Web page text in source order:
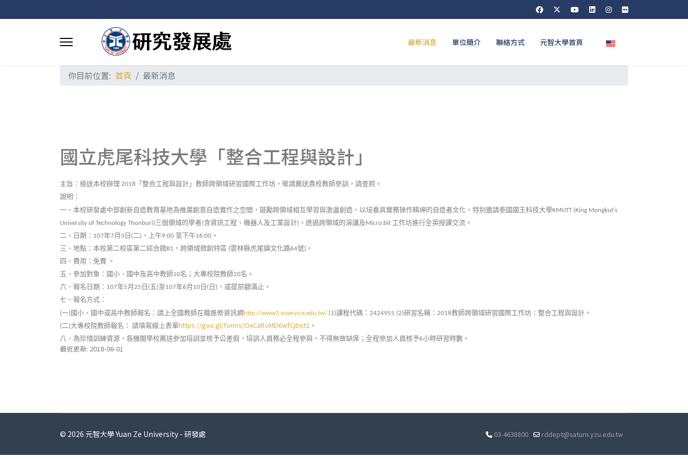
最新消息 單位簡介 聯絡方式 元智大學首頁 選擇你的語言
你目前位置: 首頁 最新消息
國立虎尾科技大學「整合工程與設計」
主旨：檢送本校辦理 2018
「整合工程與設計」教師跨領域研習國際工作坊，敬請薦送貴校教師參訓，請查照。
說明：
一、本校研發處中部創新自造教育基地為推廣創意自造實作之空間，鼓勵跨領域相互學習與激盪創造，以培養具實務操作精神的自造者文化。特別邀請泰國國王科技大學KMUTT (King Mongkut's
University of Technology Thonburi)三個領域的學者(含資訊工程、機器人及工業設計) ，透過跨領域的演講及Micro:bit 工作坊進行全英授課交流。
二、日期： 107年7月 3 日 (二) ，上午9:00 至下午16:00 。
三、地點：本校第二校區第二綜合館B1 ，跨領域微創特區 (雲林縣虎尾鎮文化路64號) 。
四、費用：免費 。
五、參加對象：國小、國中及高中教師10名；大專校院教師20名。
六、報名日期： 107年5月 25 日 (五)至107年6月 10 日 ( 日 ) ，或提前額滿止。
七、報名方式：
(一) 國小、國中或高中教師報名：請上全國教師在職進修資訊網 http://www3.inservice.edu.tw/ (1)課程代碼： 2424955 (2)研習名稱： 2018教師跨領域研習國際工作坊：整合工程與設計。
(二)大專校院教師報名： 請填寫線上表單https://goo.gl/forms/OxCaRoMD6wfCjbot1 。
八、為珍惜訓練資源，各機關學校薦送參加培訓並核予公差假，培訓人員務必全程參與，不得無故缺席；全程參加人員核予6小時研習時數。
最近更新: 2018-06-01
© 2026 元智大學 Yuan Ze University - 研發處 03-4638800 rddept@saturn.yzu.edu.tw